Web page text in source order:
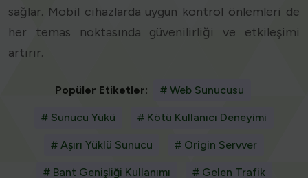
sağlar. Mobil cihazlarda uygun kontrol önlemleri de
her temas noktasında güvenilirliği ve etkileşimi
artırır.
Popüler Etiketler: # Web Sunucusu
# Sunucu Yükü # Kötü Kullanıcı Deneyimi
# Aşırı Yüklü Sunucu # Origin Servver
# Bant Genişliği Kullanımı # Gelen Trafik